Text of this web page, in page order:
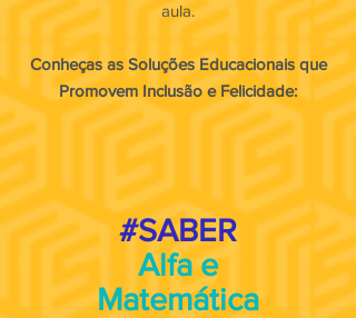
aula.
Conheças as Soluções Educacionais que
Promovem Inclusão e Felicidade:
#SABER
Alfa e
Matemática